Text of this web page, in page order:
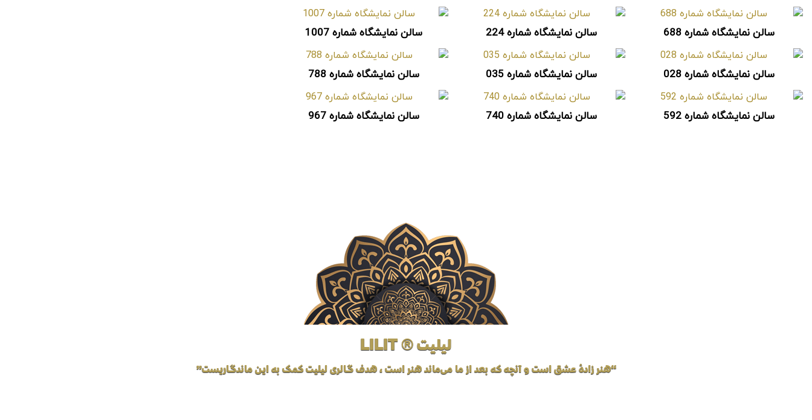
سالن نمایشگاه شماره 688 سالن نمایشگاه شماره 224 سالن نمایشگاه شماره 1007
سالن نمایشگاه شماره 028 سالن نمایشگاه شماره 035 سالن نمایشگاه شماره 788
سالن نمایشگاه شماره 592 سالن نمایشگاه شماره 740 سالن نمایشگاه شماره 967
لیلیت ® LILIT
“هنر زادهٔ عشق است و آنچه که بعد از ما می‌ماند هنر است، هدف گالری لیلیت کمک به این ماندگاریست”